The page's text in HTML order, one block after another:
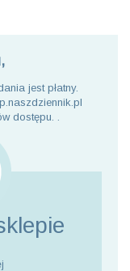
jest płatny.
dostępu. .